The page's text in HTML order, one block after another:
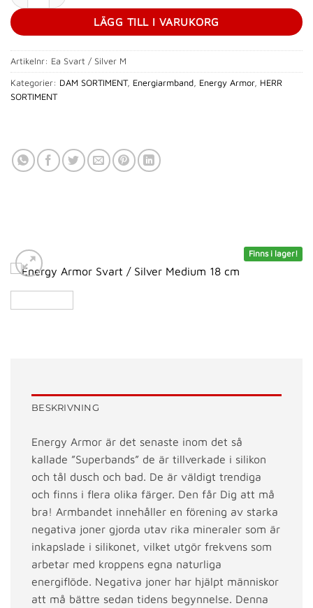
LÄGG TILL I VARUKORG
Artikelnr: Ea Svart / Silver M
Kategorier: DAM SORTIMENT, Energiarmband, Energy Armor, HERR
SORTIMENT
Finns i lager!
BESKRIVNING
Energy Armor är det senaste inom det så
kallade ”Superbands” de är tillverkade i silikon
och tål dusch och bad. De är väldigt trendiga
och finns i flera olika färger. Den får Dig att må
bra! Armbandet innehåller en förening av starka
negativa joner gjorda utav rika mineraler som är
inkapslade i silikonet, vilket utgör frekvens som
arbetar med kroppens egna naturliga
energiflöde. Negativa joner har hjälpt människor
att må bättre sedan tidens begynnelse. Denna